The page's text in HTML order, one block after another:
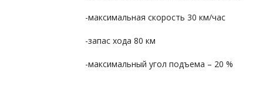
-максимальная скорость 30 км/час
-запас хода 80 км
-максимальный угол подъема – 20 %